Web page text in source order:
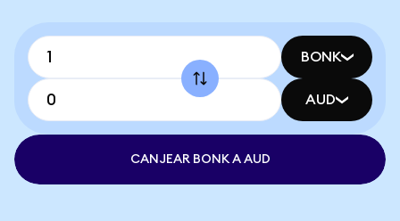
BONK
AUD
CANJEAR BONK A AUD